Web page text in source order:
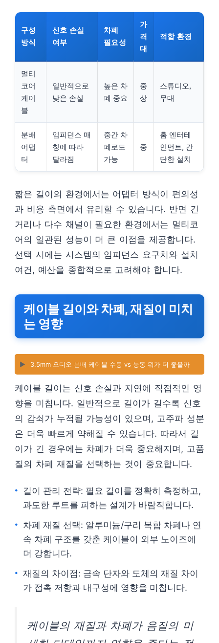
구성
방식
신호 손실
여부
차폐
필요성
가
격
대
적합 환경
멀티
코어
케이
블
일반적으로
낮은 손실
높은 차
폐 중요
중
상
스튜디오,
무대
분배
어댑
터
임피던스 매
칭에 따라
달라짐
중간 차
폐로도
가능
중
홈 엔터테
인먼트, 간
단한 설치
짧은 길이의 환경에서는 어댑터 방식이 편의성
과 비용 측면에서 유리할 수 있습니다. 반면 긴
거리나 다수 채널이 필요한 환경에서는 멀티코
어의 일관된 성능이 더 큰 이점을 제공합니다.
선택 시에는 시스템의 임피던스 요구치와 설치
여건, 예산을 종합적으로 고려해야 합니다.
케이블 길이와 차폐, 재질이 미치
는 영향
▶️ 3.5mm 오디오 분배 케이블 수동 vs 능동 뭐가 더 좋을까
케이블 길이는 신호 손실과 지연에 직접적인 영
향을 미칩니다. 일반적으로 길이가 길수록 신호
의 감쇠가 누적될 가능성이 있으며, 고주파 성분
은 더욱 빠르게 약해질 수 있습니다. 따라서 길
이가 긴 경우에는 차폐가 더욱 중요해지며, 고품
질의 차폐 재질을 선택하는 것이 중요합니다.
길이 관리 전략: 필요 길이를 정확히 측정하고,
과도한 루트를 피하는 설계가 바람직합니다.
차폐 재질 선택: 알루미늄/구리 복합 차폐나 연
속 차폐 구조를 갖춘 케이블이 외부 노이즈에
더 강합니다.
재질의 차이점: 금속 단자와 도체의 재질 차이
가 접촉 저항과 내구성에 영향을 미칩니다.
케이블의 재질과 차폐가 음질의 미